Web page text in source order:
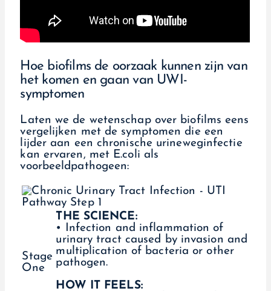
Hoe biofilms de oorzaak kunnen zijn van
het komen en gaan van UWI-
symptomen
Laten we de wetenschap over biofilms eens
vergelijken met de symptomen die een
lijder aan een chronische urineweginfectie
kan ervaren, met E.coli als
voorbeeldpathogeen:
Stage
One
THE SCIENCE:
• Infection and inflammation of
urinary tract caused by invasion and
multiplication of bacteria or other
pathogen.
HOW IT FEELS: